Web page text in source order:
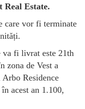
Real Estate.
care vor fi terminate
va fi livrat este 21th
zona de Vest a
Residence
acest an 1.100,